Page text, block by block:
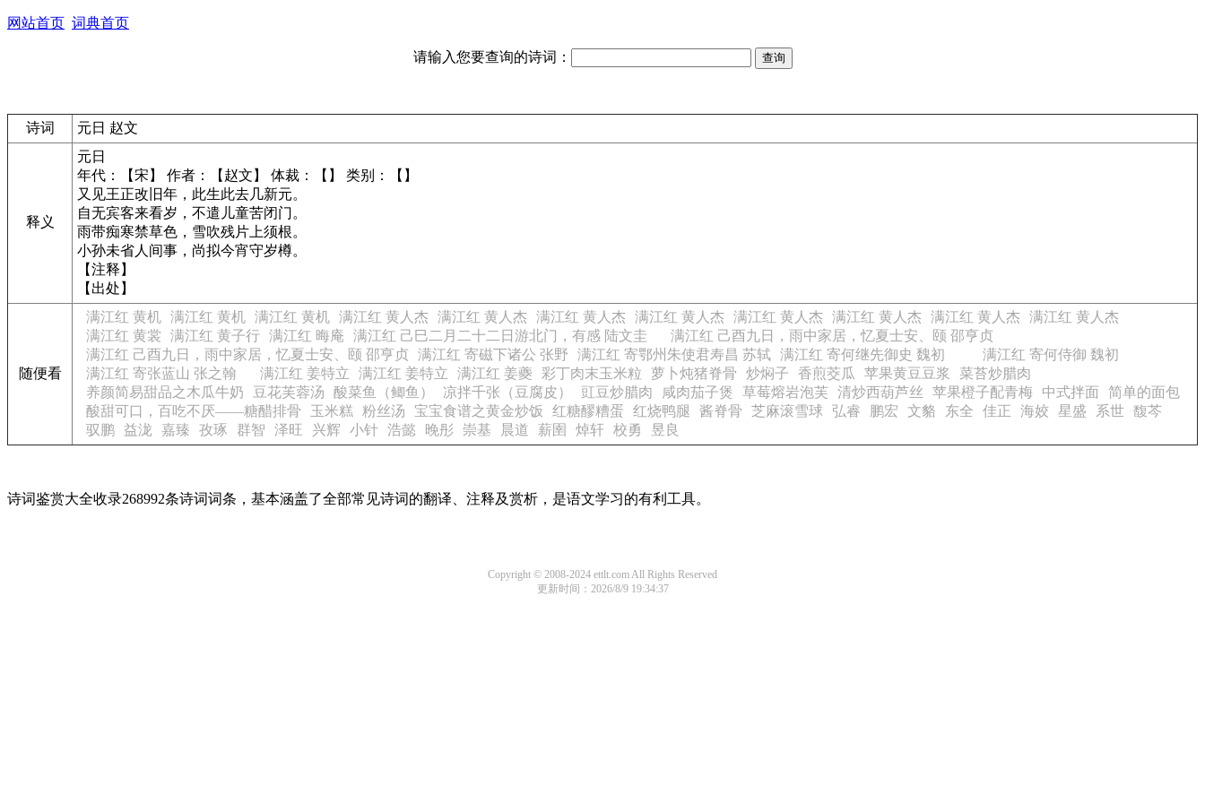
网站首页 词典首页
请输入您要查询的诗词：
诗词 元日 赵文
释义
元日
年代：【宋】 作者：【赵文】 体裁：【】 类别：【】
又见王正改旧年，此生此去几新元。
自无宾客来看岁，不遣儿童苦闭门。
雨带痴寒禁草色，雪吹残片上须根。
小孙未省人间事，尚拟今宵守岁樽。
【注释】
【出处】
随便看
满江红 黄机 满江红 黄机 满江红 黄机 满江红 黄人杰 满江红 黄人杰 满江红 黄人杰 满江红 黄人杰 满江红 黄人杰 满江红 黄人杰 满江红 黄人杰 满江红 黄人杰
满江红 黄裳
满江红 黄子行 满江红 晦庵 满江红 己巳二月二十二日游北门，有感 陆文圭
满江红 己酉九日，雨中家居，忆夏士安、颐 邵亨贞
满江红 己酉九日，雨中家居，忆夏士安、颐 邵亨贞
满江红 寄磁下诸公 张野 满江红 寄鄂州朱使君寿昌 苏轼 满江红 寄何继先御史 魏初
满江红 寄何侍御 魏初
满江红 寄张蓝山 张之翰
满江红 姜特立 满江红 姜特立 满江红 姜夔 彩丁肉末玉米粒 萝卜炖猪脊骨 炒焖子 香煎茭瓜 苹果黄豆豆浆
菜苔炒腊肉
养颜简易甜品之木瓜牛奶
豆花芙蓉汤 酸菜鱼（鲫鱼） 凉拌千张（豆腐皮） 豇豆炒腊肉 咸肉茄子煲 草莓熔岩泡芙 清炒西葫芦丝 苹果橙子配青梅 中式拌面
简单的面包
酸甜可口，百吃不厌——糖醋排骨
玉米糕 粉丝汤 宝宝食谱之黄金炒饭 红糖醪糟蛋 红烧鸭腿 酱脊骨 芝麻滚雪球 弘睿 鹏宏 文貉 东全 佳正 海姣 星盛 系世 馥芩
驭鹏 益泷 嘉臻 孜琢 群智 泽旺 兴辉 小针 浩懿 晚彤 崇基 晨道 薪圉 焯轩 校勇 昱良
诗词鉴赏大全收录268992条诗词词条，基本涵盖了全部常见诗词的翻译、注释及赏析，是语文学习的有利工具。
Copyright © 2008-2024 ettlt.com All Rights Reserved
更新时间：2026/8/9 19:34:37